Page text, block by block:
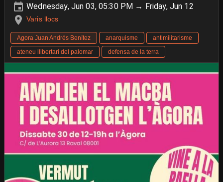
Wednesday, Jun 03, 05:30 PM → Friday, Jun 12
Varis llocs
Agora Juan Andrés Benítez anarquisme
antimilitarisme
ateneu llibertari del palomar
defensa de la terra